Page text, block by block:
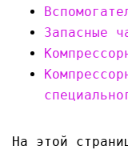
Запасные
На этой